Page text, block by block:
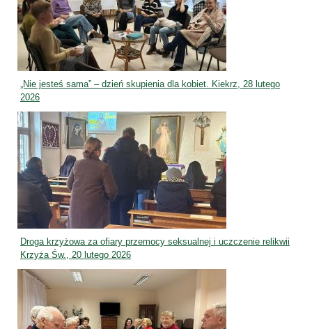
„Nie jesteś sama” – dzień skupienia dla kobiet. Kiekrz, 28 lutego
2026
Droga krzyżowa za ofiary przemocy seksualnej i uczczenie relikwii
Krzyża Św., 20 lutego 2026